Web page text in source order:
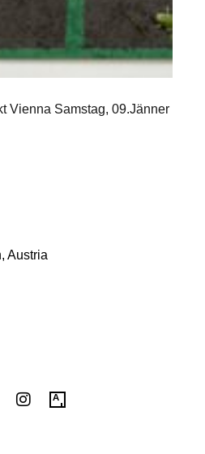
Vienna Samstag, 09.Jänner
Austria